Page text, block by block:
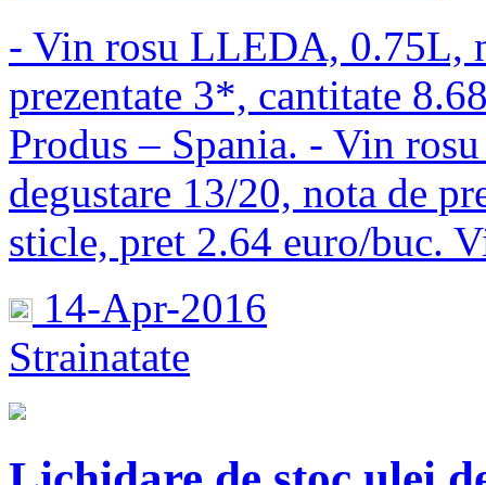
- Vin rosu LLEDA, 0.75L,
prezentate 3*, cantitate
Produs – Spania. - Vin
degustare 13/20, nota de
sticle, pret 2.64 euro/buc.
14-Apr-2016
Strainatate